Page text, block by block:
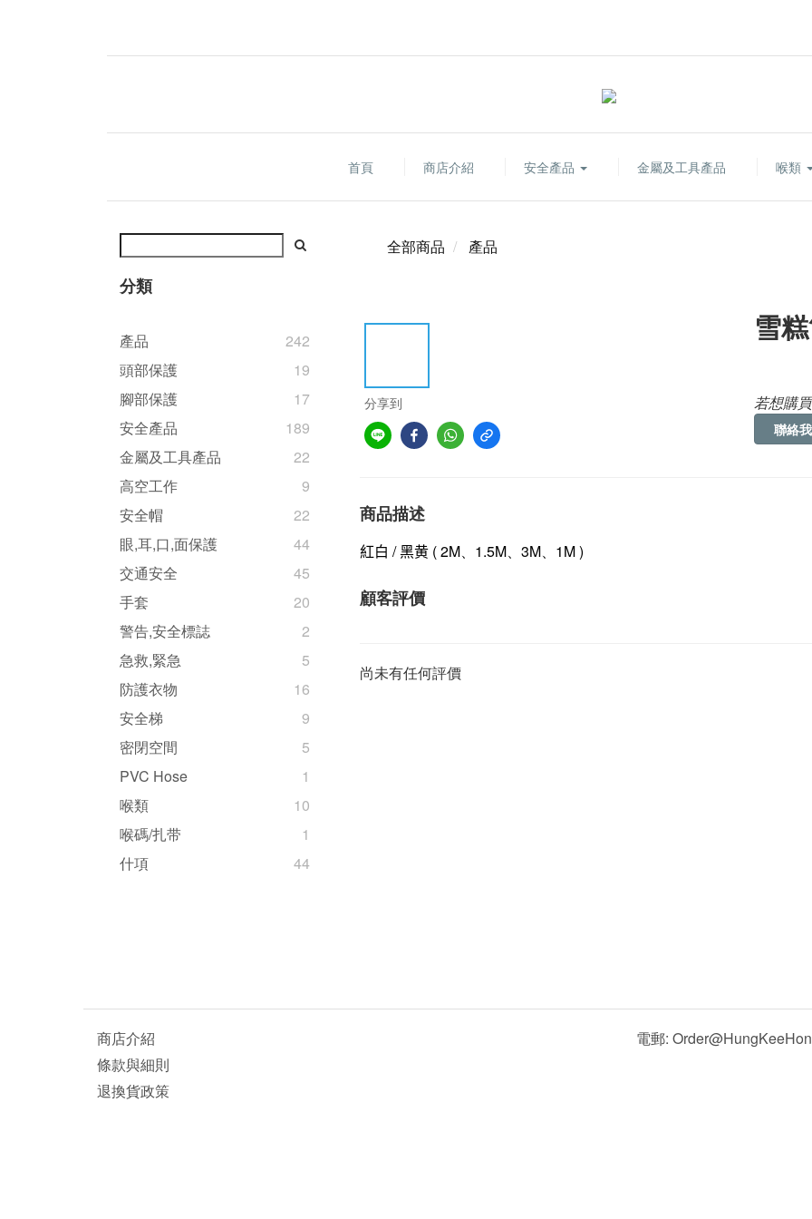
首頁 商店介紹 安全產品 金屬及工具產品 喉類
分類
產品
242
頭部保護
19
腳部保護
17
安全產品
189
金屬及工具產品
22
高空工作
9
安全帽
22
眼,耳,口,面保護
44
交通安全
45
手套
20
警告,安全標誌
2
急救,緊急
5
防護衣物
16
安全梯
9
密閉空間
5
PVC Hose
1
喉類
10
喉碼/扎带
1
什項
44
全部商品 產品
分享到
雪
若想購
聯絡
商品描述
紅白 /黑黄 ( 2M、1.5M、3M、1M )
顧客評價
尚未有任何評價
商店介紹
條款與細則
退換貨政策
電郵: